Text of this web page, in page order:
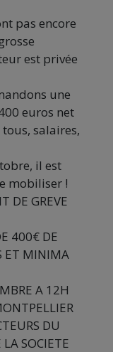
pas encore
est privée
une
euros net
salaires,
il est
mobiliser !
DE GREVE
400€ DE
ET MINIMA
A 12H
ONTPELLIER
DU
LA SOCIETE